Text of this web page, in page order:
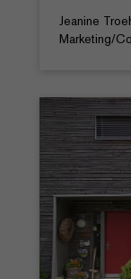
Jeanine
Marketing/